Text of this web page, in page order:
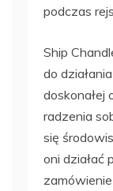
podczas
Ship
do
doskonałej
radzenia
się
oni działać